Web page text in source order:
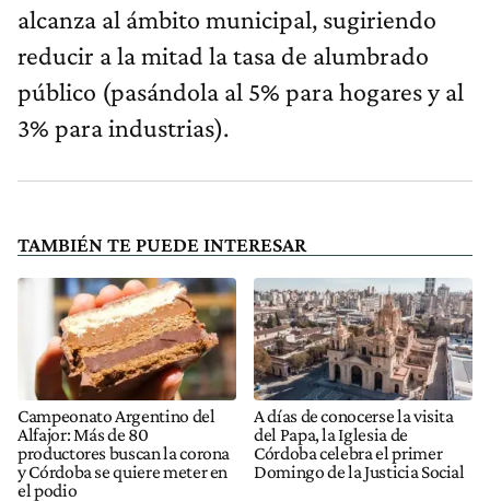
alcanza al ámbito municipal, sugiriendo
reducir a la mitad la tasa de alumbrado
público (pasándola al 5% para hogares y al
3% para industrias).
TAMBIÉN TE PUEDE INTERESAR
Campeonato Argentino del
Alfajor: Más de 80
productores buscan la corona
y Córdoba se quiere meter en
el podio
A días de conocerse la visita
del Papa, la Iglesia de
Córdoba celebra el primer
Domingo de la Justicia Social